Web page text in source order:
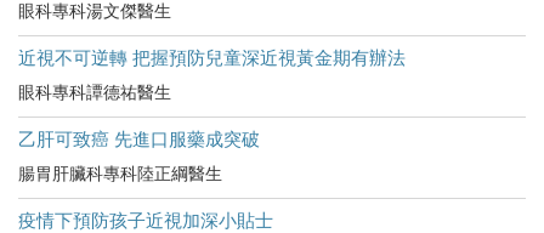
眼科專科湯文傑醫生
近視不可逆轉 把握預防兒童深近視黃金期有辦法
眼科專科譚德祐醫生
乙肝可致癌 先進口服藥成突破
腸胃肝臟科專科陸正綱醫生
疫情下預防孩子近視加深小貼士